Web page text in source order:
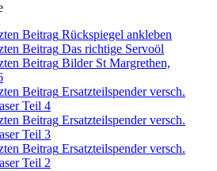
Beitrag Rückspiegel ankleben
Beitrag Das richtige Servoöl
Beitrag Bilder St Margrethen,
Beitrag Ersatzteilspender versch.
Teil 4
Beitrag Ersatzteilspender versch.
Teil 3
Beitrag Ersatzteilspender versch.
Teil 2